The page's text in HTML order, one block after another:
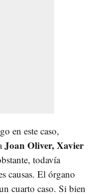
en este caso,
Joan Oliver, Xavier
todavía
causas. El órgano
cuarto caso. Si bien